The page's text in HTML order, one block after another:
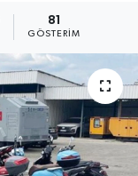
81
GÖSTERIM